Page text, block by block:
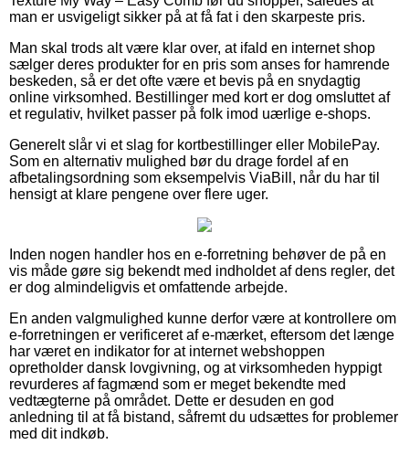
man er usvigeligt sikker på at få fat i den skarpeste pris.
Man skal trods alt være klar over, at ifald en internet shop
sælger deres produkter for en pris som anses for hamrende
beskeden, så er det ofte være et bevis på en snydagtig
online virksomhed. Bestillinger med kort er dog omsluttet af
et regulativ, hvilket passer på folk imod uærlige e-shops.
Generelt slår vi et slag for kortbestillinger eller MobilePay.
Som en alternativ mulighed bør du drage fordel af en
afbetalingsordning som eksempelvis ViaBill, når du har til
hensigt at klare pengene over flere uger.
Inden nogen handler hos en e-forretning behøver de på en
vis måde gøre sig bekendt med indholdet af dens regler, det
er dog almindeligvis et omfattende arbejde.
En anden valgmulighed kunne derfor være at kontrollere om
e-forretningen er verificeret af e-mærket, eftersom det længe
har været en indikator for at internet webshoppen
opretholder dansk lovgivning, og at virksomheden hyppigt
revurderes af fagmænd som er meget bekendte med
vedtægterne på området. Dette er desuden en god
anledning til at få bistand, såfremt du udsættes for problemer
med dit indkøb.